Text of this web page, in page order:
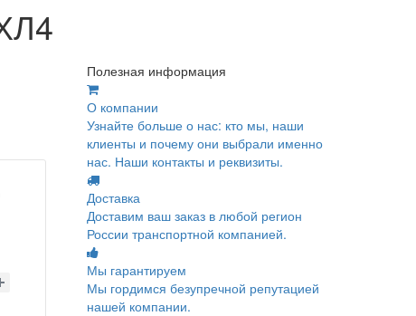
Полезная информация
О компании
Узнайте больше о нас: кто мы, наши
клиенты и почему они выбрали именно
нас. Наши контакты и реквизиты.
Доставка
Доставим ваш заказ в любой регион
России транспортной компанией.
Мы гарантируем
Мы гордимся безупречной репутацией
нашей компании.